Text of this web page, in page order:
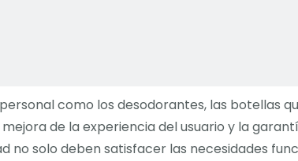
como los desodorantes, las botellas
de la experiencia del usuario y la
no solo deben satisfacer las necesidades